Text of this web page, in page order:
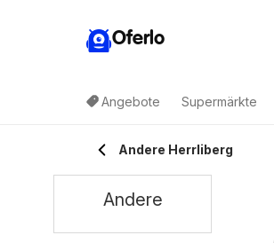
Oferlo
Angebote Supermärkte
Andere Herrliberg
Andere